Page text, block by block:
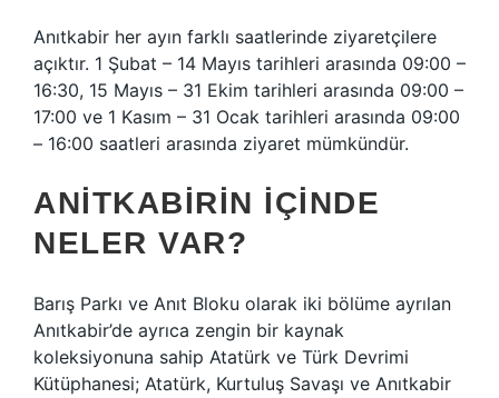
Anıtkabir her ayın farklı saatlerinde ziyaretçilere
açıktır. 1 Şubat – 14 Mayıs tarihleri ​​arasında 09:00 –
16:30, 15 Mayıs – 31 Ekim tarihleri ​​arasında 09:00 –
17:00 ve 1 Kasım – 31 Ocak tarihleri ​​arasında 09:00
– 16:00 saatleri arasında ziyaret mümkündür.
ANITKABIRIN IÇINDE
NELER VAR?
Barış Parkı ve Anıt Bloku olarak iki bölüme ayrılan
Anıtkabir’de ayrıca zengin bir kaynak
koleksiyonuna sahip Atatürk ve Türk Devrimi
Kütüphanesi; Atatürk, Kurtuluş Savaşı ve Anıtkabir